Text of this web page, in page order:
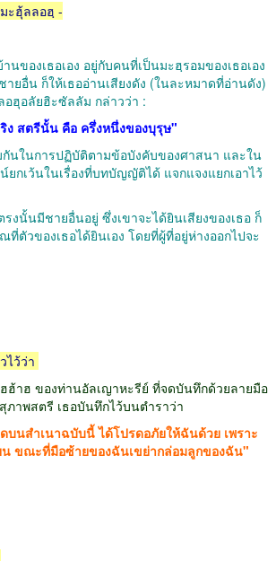
ะฮุ้ลลอฮฺ -
นของเธอเอง อยู่กับคนที่เป็นมะฮฺรอมของเธอเอง
ยอื่น ก็ให้เธออ่านเสียงดัง (ในละหมาดที่อ่านดัง)
ฮุอลัยฮิะซัลลัม กล่าวว่า :
ง สตรีนั้น คือ ครึ่งหนึ่งของบุรุษ"
กันในการปฏิบัติตามข้อบังคับของศาสนา และใน
ยกเว้นในเรื่องที่บทบัญญัติได้ แจกแจงแยกเอาไว้
นมีชายอื่นอยู่ ซึ่งเขาจะได้ยินเสียงของเธอ ก็
ที่ตัวของเธอได้ยินเอง โดยที่ผู้ที่อยู่ห่างออกไปจะ
ไว้ว่า
าฮ ของท่านอัลเญาหะรีย์ ที่จดบันทึกด้วยลายมือ
ภาพสตรี เธอบันทึกไว้บนตำราว่า
บนสำเนาฉบับนี้ ได้โปรดอภัยให้ฉันด้วย เพราะ
ขณะที่มือซ้ายของฉันเขย่ากล่อมลูกของฉัน"